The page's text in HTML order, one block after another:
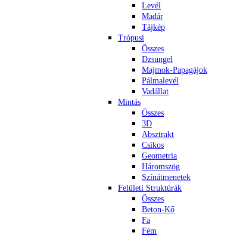
Levél
Madár
Tájkép
Trópusi
Összes
Dzsungel
Majmok-Papagájok
Pálmalevél
Vadállat
Mintás
Összes
3D
Absztrakt
Csíkos
Geometria
Háromszög
Színátmenetek
Felületi Struktúrák
Összes
Beton-Kő
Fa
Fém